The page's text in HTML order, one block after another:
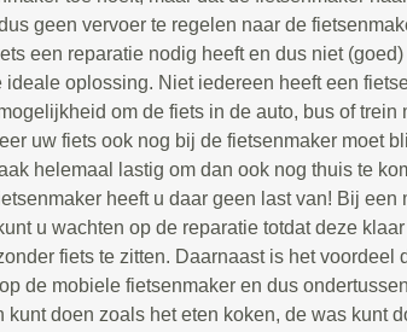
geen vervoer te regelen naar de
een reparatie nodig heeft en dus niet (goed)
ideale oplossing. Niet iedereen heeft een
om de fiets in de auto, bus of trein
uw fiets ook nog bij de fietsenmaker moet
helemaal lastig om dan ook nog thuis te
heeft u daar geen last van! Bij een
u wachten op de reparatie totdat deze
fiets te zitten. Daarnaast is het voordeel
de mobiele fietsenmaker en dus
kunt doen zoals het eten koken, de was kunt